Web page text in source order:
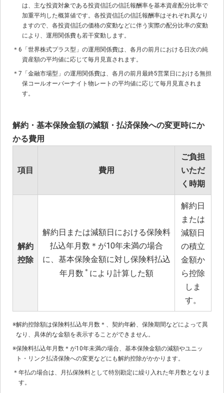
は、主な投資対象である投資信託の信託報酬率を基本資産配分比率で
加重平均した概算値です。各投資信託の信託報酬率はそれぞれ異なり
ますので、各投資信託の価格の変動などに伴う実際の配分比率の変動
により、運用関係費も若干変動します。
＊6 「世界株式プラス型」の運用関係費は、各月の前月における日次の純
資産額の平均値に応じて毎月見直されます。
＊7 「金融市場型」の運用関係費は、各月の前月最終5営業日における無担
保コールオーバーナイト物レートの平均値に応じて毎月見直されま
す。
解約・基本保険金額の減額・払済保険への変更時にか
かる費用
項目 費用
ご負担
いただ
く時期
解約
控除
解約日または減額日における保険料
払込年月数＊が10年未満の場合
に、基本保険金額に対し保険料払込
年月数 ＊ により計算した額
解約日
または
減額日
の積立
金額か
ら控除
しま
す。
※解約控除額は保険料払込年月数＊、契約年齢、保険期間などによって異
なり、具体的な金額を表示することができません。
※保険料払込年月数＊が10年未満の場合、基本保険金額の減額やユニッ
ト・リンク払済保険への変更などにも解約控除がかかります。
＊ 年払の場合は、月払保険料として特別勘定に繰り入れた年月数となりま
す。